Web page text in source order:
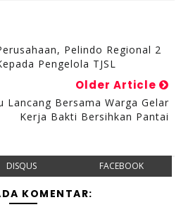
Pelindo Regional 2
Pengelola TJSL
Older Article
Lancang Bersama Warga Gelar
Kerja Bakti Bersihkan Pantai
DISQUS FACEBOOK
KOMENTAR: